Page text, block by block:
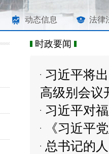
动态信息 法律
时政要闻
习近平将
高级别会议
习近平对
《习近平
总书记的